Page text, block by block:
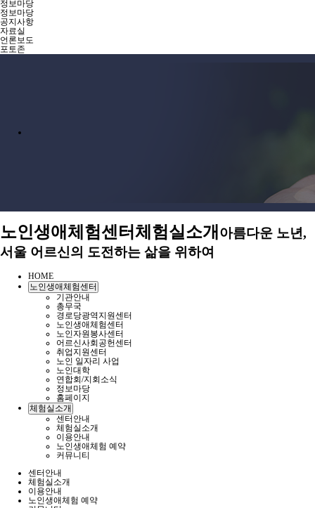
정보마당
정보마당
공지사항
자료실
언론보도
포토존
노인생애체험센터체험실소개 아름다운 노년,
서울 어르신의 도전하는 삶을 위하여
HOME
노인생애체험센터
기관안내
총무국
경로당광역지원센터
노인생애체험센터
노인자원봉사센터
어르신사회공헌센터
취업지원센터
노인 일자리 사업
노인대학
연합회/지회소식
정보마당
홈페이지
체험실소개
센터안내
체험실소개
이용안내
노인생애체험 예약
커뮤니티
센터안내
체험실소개
이용안내
노인생애체험 예약